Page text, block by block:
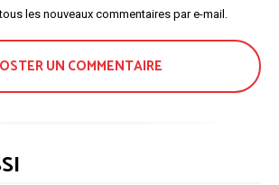
les nouveaux commentaires par e-mail.